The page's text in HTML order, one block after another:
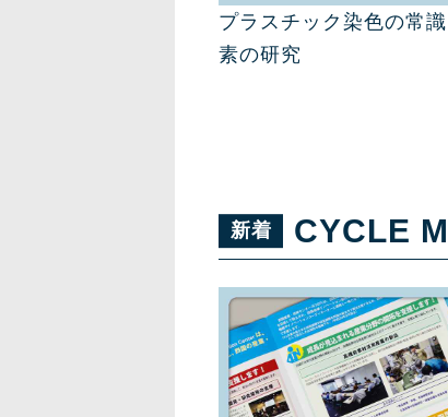
プラスチック染色の常
素の研究
CYCLE